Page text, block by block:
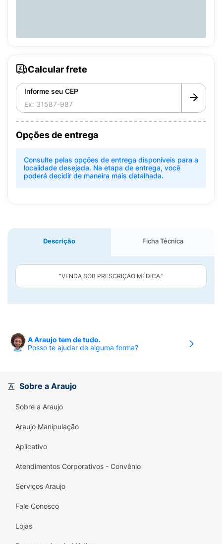
Calcular frete
Informe seu CEP
Opções de entrega
Consulte pelas opções de entrega disponíveis para a
localidade desejada. Na etapa de entrega, você
poderá decidir de maneira mais detalhada.
Descrição Ficha Técnica
"VENDA SOB PRESCRIÇÃO MÉDICA."
A Araujo tem de tudo.
Posso te ajudar de alguma forma?
Sobre a Araujo
Sobre a Araujo
Araujo Manipulação
Aplicativo
Atendimentos Corporativos - Convênio
Serviços Araujo
Fale Conosco
Lojas